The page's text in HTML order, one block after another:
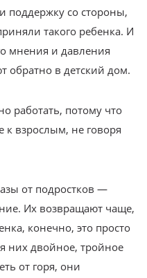
поддержку со стороны,
такого ребенка. И
мнения и давления
обратно в детский дом.
работать, потому что
к взрослым, не говоря
от подростков —
Их возвращают чаще,
конечно, это просто
них двойное, тройное
от горя, они